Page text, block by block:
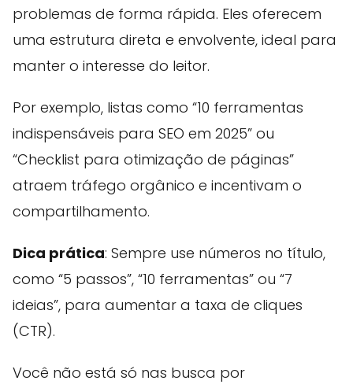
problemas de forma rápida. Eles oferecem
uma estrutura direta e envolvente, ideal para
manter o interesse do leitor.
Por exemplo, listas como “10 ferramentas
indispensáveis para SEO em 2025” ou
“Checklist para otimização de páginas”
atraem tráfego orgânico e incentivam o
compartilhamento.
Dica prática: Sempre use números no título,
como “5 passos”, “10 ferramentas” ou “7
ideias”, para aumentar a taxa de cliques
(CTR).
Você não está só nas busca por